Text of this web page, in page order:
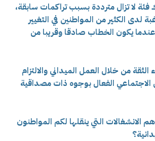
لا تزال مترددة بسبب تراكمات سابقة،
لدى الكثير من المواطنين في التغيير
يكون الخطاب صادقا وقريبا من
الثقة من خلال العمل الميداني والالتزام
الاجتماعي الفعال بوجوه ذات مصداقية
الانشغالات التي ينقلها لكم المواطنون